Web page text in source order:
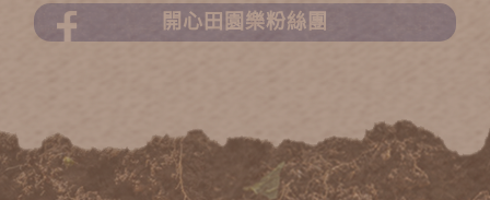
開心田園樂粉絲團